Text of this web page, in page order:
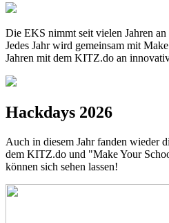
Die EKS nimmt seit vielen Jahren
Jedes Jahr wird gemeinsam mit
Jahren mit dem KITZ.do an
Hackdays 2026
Auch in diesem Jahr fanden wieder
dem KITZ.do und "Make Your
können sich sehen lassen!